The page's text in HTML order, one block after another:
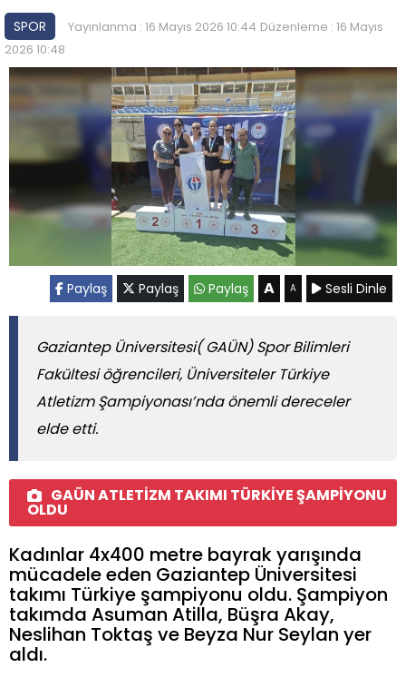
SPOR Yayınlanma : 16 Mayıs 2026 10:44 Düzenleme : 16 Mayıs
2026 10:48
Paylaş Paylaş Paylaş A A Sesli Dinle
Gaziantep Üniversitesi( GAÜN) Spor Bilimleri
Fakültesi öğrencileri, Üniversiteler Türkiye
Atletizm Şampiyonası’nda önemli dereceler
elde etti.
GAÜN ATLETİZM TAKIMI TÜRKİYE ŞAMPİYONU
OLDU
Kadınlar 4x400 metre bayrak yarışında
mücadele eden Gaziantep Üniversitesi
takımı Türkiye şampiyonu oldu. Şampiyon
takımda Asuman Atilla, Büşra Akay,
Neslihan Toktaş ve Beyza Nur Seylan yer
aldı.